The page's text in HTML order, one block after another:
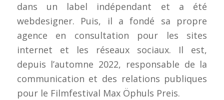
dans un label indépendant et a été
webdesigner. Puis, il a fondé sa propre
agence en consultation pour les sites
internet et les réseaux sociaux. Il est,
depuis l’automne 2022, responsable de la
communication et des relations publiques
pour le Filmfestival Max Öphuls Preis.